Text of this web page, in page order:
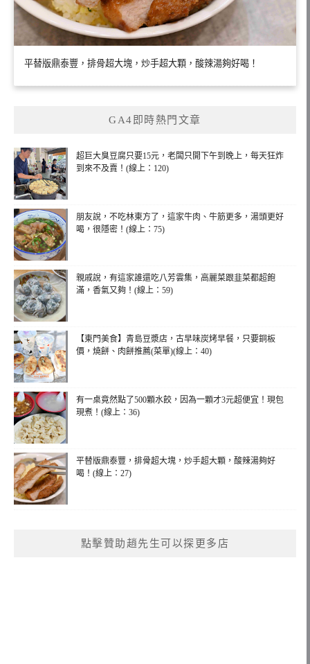
平替版鼎泰豐，排骨超大塊，炒手超大顆，酸辣湯夠好喝！
GA4即時熱門文章
超巨大臭豆腐只要15元，老闆只開下午到晚上，每天狂炸
到來不及賣！(線上：120)
朋友說，不吃林東方了，這家牛肉、牛筋更多，湯頭更好
喝，很隱密！(線上：75)
親戚說，有這家誰還吃八芳雲集，高麗菜跟韭菜都超飽
滿，香氣又夠！(線上：59)
【東門美食】青島豆漿店，古早味炭烤早餐，只要銅板
價，燒餅、肉餅推薦(菜單)(線上：40)
有一桌竟然點了500顆水餃，因為一顆才3元超便宜！現包
現煮！(線上：36)
平替版鼎泰豐，排骨超大塊，炒手超大顆，酸辣湯夠好
喝！(線上：27)
點擊贊助趙先生可以探更多店